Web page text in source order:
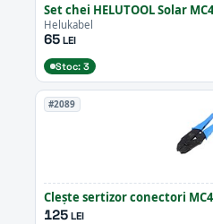
Set chei HELUTOOL Solar MC4
Helukabel
65LEI
Stoc: 3
#2089
Clește sertizor conectori MC4
125LEI